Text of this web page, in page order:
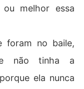
melhor essa
foram no baile,
não tinha a
ela nunca